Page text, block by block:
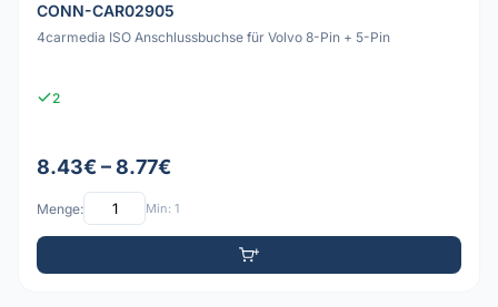
CONN-CAR02905
4carmedia ISO Anschlussbuchse für Volvo 8-Pin + 5-Pin
2
8.43€ – 8.77€
Menge: Min: 1